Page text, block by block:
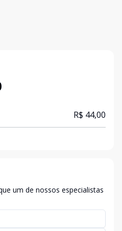
R$ 44,00
um de nossos especialistas